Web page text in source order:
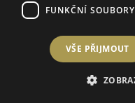
Kurdějov 4
FUNKČNÍ SOUBORY
VŠE PŘIJMOUT